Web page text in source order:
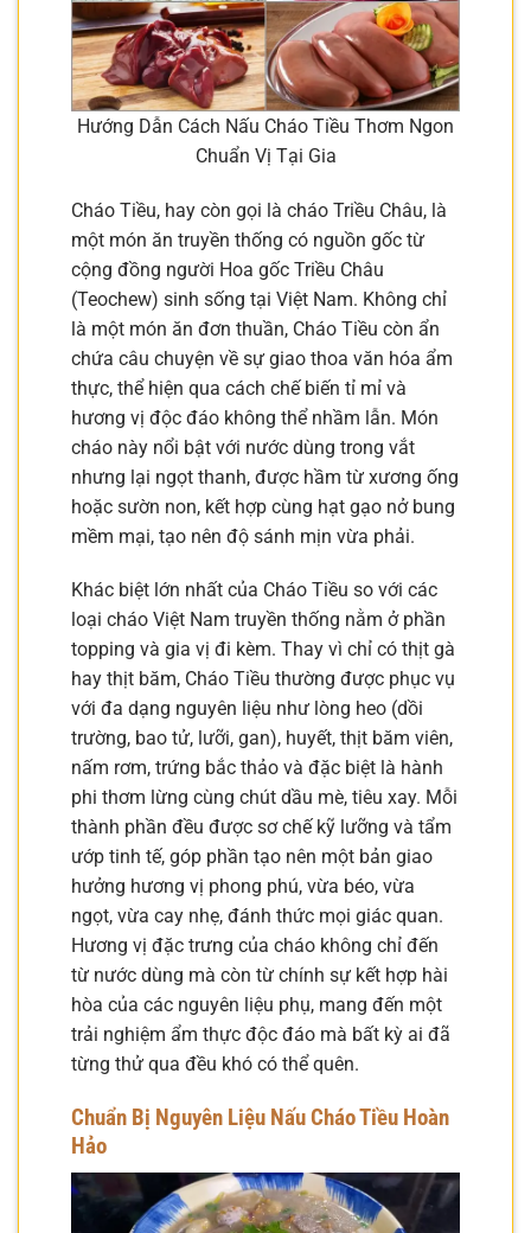
Hướng Dẫn Cách Nấu Cháo Tiều Thơm Ngon
Chuẩn Vị Tại Gia
Cháo Tiều, hay còn gọi là cháo Triều Châu, là
một món ăn truyền thống có nguồn gốc từ
cộng đồng người Hoa gốc Triều Châu
(Teochew) sinh sống tại Việt Nam. Không chỉ
là một món ăn đơn thuần, Cháo Tiều còn ẩn
chứa câu chuyện về sự giao thoa văn hóa ẩm
thực, thể hiện qua cách chế biến tỉ mỉ và
hương vị độc đáo không thể nhầm lẫn. Món
cháo này nổi bật với nước dùng trong vắt
nhưng lại ngọt thanh, được hầm từ xương ống
hoặc sườn non, kết hợp cùng hạt gạo nở bung
mềm mại, tạo nên độ sánh mịn vừa phải.
Khác biệt lớn nhất của Cháo Tiều so với các
loại cháo Việt Nam truyền thống nằm ở phần
topping và gia vị đi kèm. Thay vì chỉ có thịt gà
hay thịt băm, Cháo Tiều thường được phục vụ
với đa dạng nguyên liệu như lòng heo (dồi
trường, bao tử, lưỡi, gan), huyết, thịt băm viên,
nấm rơm, trứng bắc thảo và đặc biệt là hành
phi thơm lừng cùng chút dầu mè, tiêu xay. Mỗi
thành phần đều được sơ chế kỹ lưỡng và tẩm
ướp tinh tế, góp phần tạo nên một bản giao
hưởng hương vị phong phú, vừa béo, vừa
ngọt, vừa cay nhẹ, đánh thức mọi giác quan.
Hương vị đặc trưng của cháo không chỉ đến
từ nước dùng mà còn từ chính sự kết hợp hài
hòa của các nguyên liệu phụ, mang đến một
trải nghiệm ẩm thực độc đáo mà bất kỳ ai đã
từng thử qua đều khó có thể quên.
Chuẩn Bị Nguyên Liệu Nấu Cháo Tiều Hoàn
Hảo